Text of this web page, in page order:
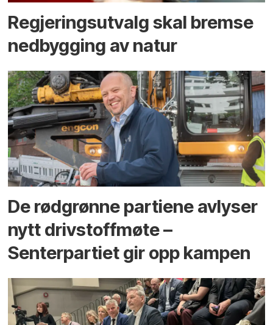
Regjerings­utvalg skal bremse
ned­bygging av natur
De rødgrønne partiene avlyser
nytt drivstoffmøte –
Senterpartiet gir opp kampen